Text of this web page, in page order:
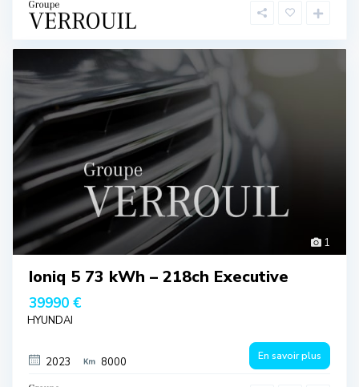
1
Ioniq 5 73 kWh – 218ch Executive
39990 €
HYUNDAI
2023 8000 En savoir plus